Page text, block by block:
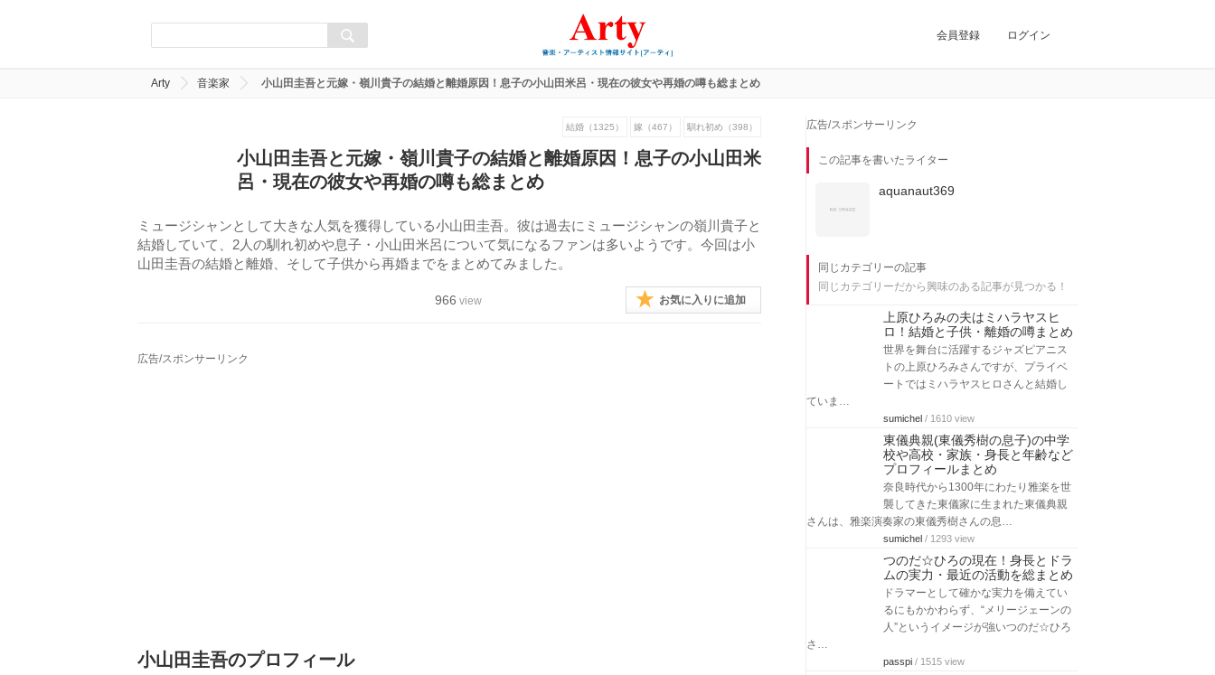
会員登録 ログイン
Arty 音楽家 小山田圭吾と元嫁・嶺川貴子の結婚と離婚原因！息子の小山田米呂・現在の彼女や再婚の噂も総まとめ
結婚（1325） 嫁（467） 馴れ初め（398）
小山田圭吾と元嫁・嶺川貴子の結婚と離婚原因！息子の小山田米
呂・現在の彼女や再婚の噂も総まとめ
ミュージシャンとして大きな人気を獲得している小山田圭吾。彼は過去にミュージシャンの嶺川貴子と
結婚していて、2人の馴れ初めや息子・小山田米呂について気になるファンは多いようです。今回は小
山田圭吾の結婚と離婚、そして子供から再婚までをまとめてみました。
966 view お気に入りに追加
広告/スポンサーリンク
小山田圭吾のプロフィール
広告/スポンサーリンク
この記事を書いたライター
aquanaut369
同じカテゴリーの記事
同じカテゴリーだから興味のある記事が見つかる！
上原ひろみの夫はミハラヤスヒ
ロ！結婚と子供・離婚の噂まとめ
世界を舞台に活躍するジャズピアニス
トの上原ひろみさんですが、プライベ
ートではミハラヤスヒロさんと結婚し
ていま…
sumichel / 1610 view
東儀典親(東儀秀樹の息子)の中学
校や高校・家族・身長と年齢など
プロフィールまとめ
奈良時代から1300年にわたり雅楽を世
襲してきた東儀家に生まれた東儀典親
さんは、雅楽演奏家の東儀秀樹さんの息…
sumichel / 1293 view
つのだ☆ひろの現在！身長とドラ
ムの実力・最近の活動を総まとめ
ドラマーとして確かな実力を備えてい
るにもかかわらず、“メリージェーンの
人”というイメージが強いつのだ☆ひろ
さ…
passpi / 1515 view